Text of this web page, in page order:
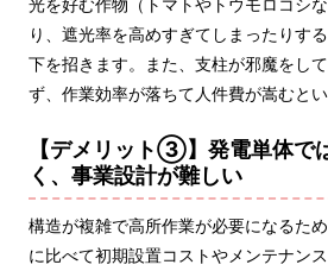
り、遮光率を高めすぎてしまったりす
下を招きます。また、支柱が邪魔をし
ず、作業効率が落ちて人件費が嵩むと
【デメリット③】発電単体で
く、事業設計が難しい
構造が複雑で高所作業が必要になるた
に比べて初期設置コストやメンテナン